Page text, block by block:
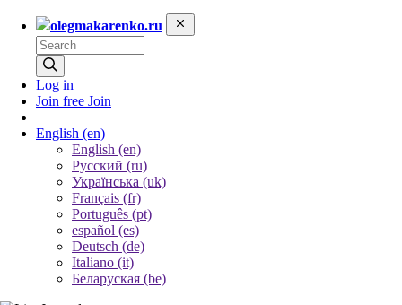
olegmakarenko.ru
Log in
Join free Join
English (en)
English (en)
Русский (ru)
Українська (uk)
Français (fr)
Português (pt)
español (es)
Deutsch (de)
Italiano (it)
Беларуская (be)